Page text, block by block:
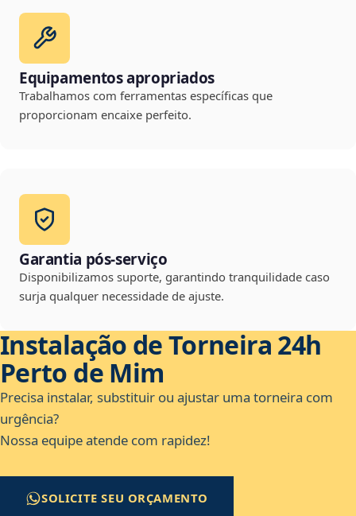
Equipamentos apropriados
Trabalhamos com ferramentas específicas que
proporcionam encaixe perfeito.
Garantia pós-serviço
Disponibilizamos suporte, garantindo tranquilidade caso
surja qualquer necessidade de ajuste.
Instalação de Torneira 24h
Perto de Mim
Precisa instalar, substituir ou ajustar uma torneira com
urgência?
Nossa equipe atende com rapidez!
SOLICITE SEU ORÇAMENTO